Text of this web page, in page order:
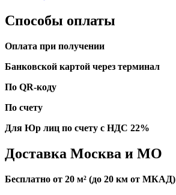
Способы оплаты
Оплата при получении
Банковской картой через терминал
По QR-коду
По счету
Для Юр лиц по счету с НДС 22%
Доставка Москва и МО
Бесплатно от 20 м² (до 20 км от МКАД)